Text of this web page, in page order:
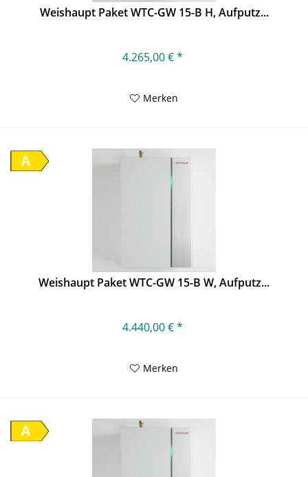
Weishaupt Paket WTC-GW 15-B H, Aufputz...
4.265,00 € *
Merken
A
Weishaupt Paket WTC-GW 15-B W, Aufputz...
4.440,00 € *
Merken
A